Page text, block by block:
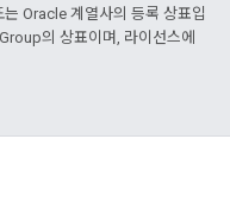
Oracle 계열사의 등록 상표입
의 상표이며, 라이선스에